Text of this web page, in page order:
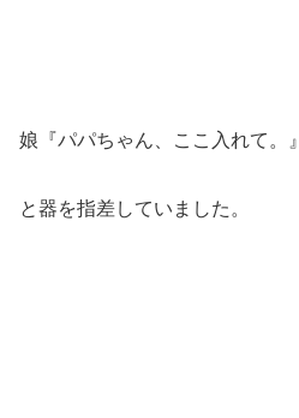
娘『パパちゃん、ここ入れて。』
と器を指差していました。